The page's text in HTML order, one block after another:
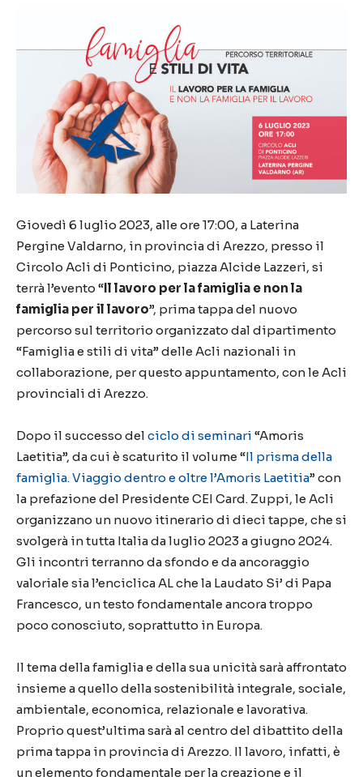
Giovedì 6 luglio 2023, alle ore 17:00, a Laterina
Pergine Valdarno, in provincia di Arezzo, presso il
Circolo Acli di Ponticino, piazza Alcide Lazzeri, si
terrà l’evento “Il lavoro per la famiglia e non la
famiglia per il lavoro”, prima tappa del nuovo
percorso sul territorio organizzato dal dipartimento
“Famiglia e stili di vita” delle Acli nazionali in
collaborazione, per questo appuntamento, con le Acli
provinciali di Arezzo.
Dopo il successo del ciclo di seminari “Amoris
Laetitia”, da cui è scaturito il volume “Il prisma della
famiglia. Viaggio dentro e oltre l’Amoris Laetitia” con
la prefazione del Presidente CEI Card. Zuppi, le Acli
organizzano un nuovo itinerario di dieci tappe, che si
svolgerà in tutta Italia da luglio 2023 a giugno 2024.
Gli incontri terranno da sfondo e da ancoraggio
valoriale sia l’enciclica AL che la Laudato Si’ di Papa
Francesco, un testo fondamentale ancora troppo
poco conosciuto, soprattutto in Europa.
Il tema della famiglia e della sua unicità sarà affrontato
insieme a quello della sostenibilità integrale, sociale,
ambientale, economica, relazionale e lavorativa.
Proprio quest’ultima sarà al centro del dibattito della
prima tappa in provincia di Arezzo. Il lavoro, infatti, è
un elemento fondamentale per la creazione e il